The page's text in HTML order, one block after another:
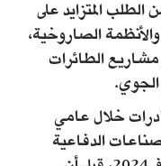
المتزايد على
والأنظمة الصاروخية،
مشاريع الطائرات
الجوي.
خلال عامي
الصناعات الدفاعية